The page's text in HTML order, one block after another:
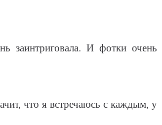
заинтриговала. И фотки очень
что я встречаюсь с каждым, у